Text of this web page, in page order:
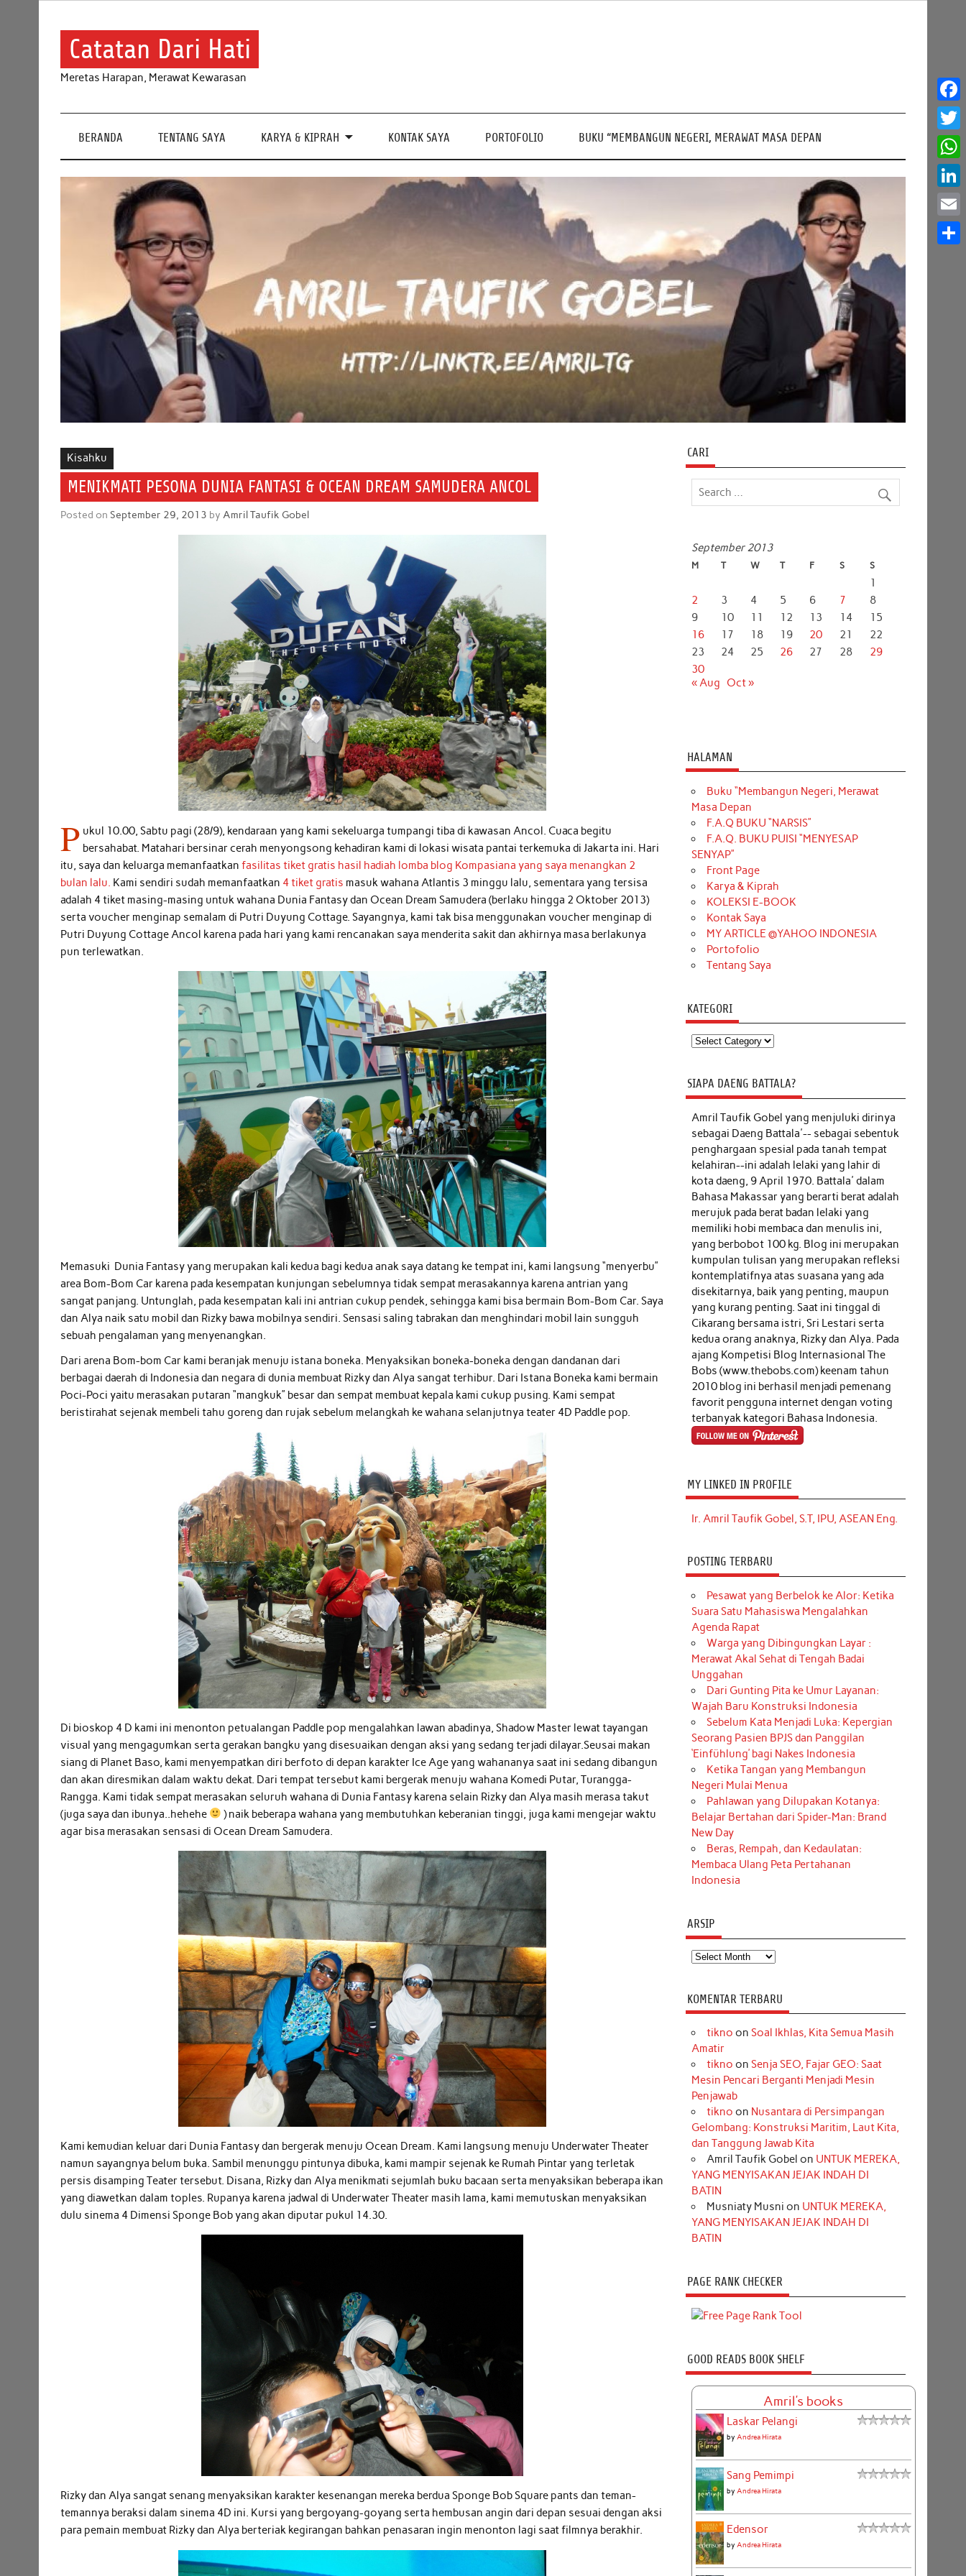
Catatan Dari Hati
Meretas Harapan, Merawat Kewarasan
BERANDA TENTANG SAYA KARYA & KIPRAH KONTAK SAYA PORTOFOLIO BUKU “MEMBANGUN NEGERI, MERAWAT MASA DEPAN
Kisahku
MENIKMATI PESONA DUNIA FANTASI & OCEAN DREAM SAMUDERA ANCOL
Posted onSeptember 29, 2013 byAmril Taufik Gobel
P ukul 10.00, Sabtu pagi (28/9), kendaraan yang kami sekeluarga tumpangi tiba di kawasan Ancol. Cuaca begitu
bersahabat. Matahari bersinar cerah menyongsong kehadiran kami di lokasi wisata pantai terkemuka di Jakarta ini. Hari
itu, saya dan keluarga memanfaatkanfasilitas tiket gratis hasil hadiah lomba blog Kompasiana yang saya menangkan 2
bulan lalu. Kami sendiri sudah memanfaatkan 4 tiket gratis masuk wahana Atlantis 3 minggu lalu, sementara yang tersisa
adalah 4 tiket masing-masing untuk wahana Dunia Fantasy dan Ocean Dream Samudera (berlaku hingga 2 Oktober 2013)
serta voucher menginap semalam di Putri Duyung Cottage. Sayangnya, kami tak bisa menggunakan voucher menginap di
Putri Duyung Cottage Ancol karena pada hari yang kami rencanakan saya menderita sakit dan akhirnya masa berlakunya
pun terlewatkan.
Memasuki Dunia Fantasy yang merupakan kali kedua bagi kedua anak saya datang ke tempat ini, kami langsung “menyerbu”
area Bom-Bom Car karena pada kesempatan kunjungan sebelumnya tidak sempat merasakannya karena antrian yang
sangat panjang. Untunglah, pada kesempatan kali ini antrian cukup pendek, sehingga kami bisa bermain Bom-Bom Car. Saya
dan Alya naik satu mobil dan Rizky bawa mobilnya sendiri. Sensasi saling tabrakan dan menghindari mobil lain sungguh
sebuah pengalaman yang menyenangkan.
Dari arena Bom-bom Car kami beranjak menuju istana boneka. Menyaksikan boneka-boneka dengan dandanan dari
berbagai daerah di Indonesia dan negara di dunia membuat Rizky dan Alya sangat terhibur. Dari Istana Boneka kami bermain
Poci-Poci yaitu merasakan putaran “mangkuk” besar dan sempat membuat kepala kami cukup pusing. Kami sempat
beristirahat sejenak membeli tahu goreng dan rujak sebelum melangkah ke wahana selanjutnya teater 4D Paddle pop.
Di bioskop 4 D kami ini menonton petualangan Paddle pop mengalahkan lawan abadinya, Shadow Master lewat tayangan
visual yang mengagumkan serta gerakan bangku yang disesuaikan dengan aksi yang sedang terjadi dilayar.Seusai makan
siang di Planet Baso, kami menyempatkan diri berfoto di depan karakter Ice Age yang wahananya saat ini sedang dibangun
dan akan diresmikan dalam waktu dekat. Dari tempat tersebut kami bergerak menuju wahana Komedi Putar, Turangga-
Rangga. Kami tidak sempat merasakan seluruh wahana di Dunia Fantasy karena selain Rizky dan Alya masih merasa takut
(juga saya dan ibunya..hehehe
) naik beberapa wahana yang membutuhkan keberanian tinggi, juga kami mengejar waktu
agar bisa merasakan sensasi di Ocean Dream Samudera.
Kami kemudian keluar dari Dunia Fantasy dan bergerak menuju Ocean Dream. Kami langsung menuju Underwater Theater
namun sayangnya belum buka. Sambil menunggu pintunya dibuka, kami mampir sejenak ke Rumah Pintar yang terletak
persis disamping Teater tersebut. Disana, Rizky dan Alya menikmati sejumlah buku bacaan serta menyaksikan beberapa ikan
yang diawetkan dalam toples. Rupanya karena jadwal di Underwater Theater masih lama, kami memutuskan menyaksikan
dulu sinema 4 Dimensi Sponge Bob yang akan diputar pukul 14.30.
Rizky dan Alya sangat senang menyaksikan karakter kesenangan mereka berdua Sponge Bob Square pants dan teman-
temannya beraksi dalam sinema 4D ini. Kursi yang bergoyang-goyang serta hembusan angin dari depan sesuai dengan aksi
para pemain membuat Rizky dan Alya berteriak kegirangan bahkan penasaran ingin menonton lagi saat filmnya berakhir.
CARI
September 2013
M T W T F S S
1
2
3 4 5 6 7
8
9
10 11 12 13 14
15
16
17 18 19 20 21
22
23
24 25 26 27 28
29
30
« Aug
Oct »
HALAMAN
Buku “Membangun Negeri, Merawat
Masa Depan
F.A.Q BUKU “NARSIS”
F.A.Q. BUKU PUISI “MENYESAP
SENYAP”
Front Page
Karya & Kiprah
KOLEKSI E-BOOK
Kontak Saya
MY ARTICLE @YAHOO INDONESIA
Portofolio
Tentang Saya
KATEGORI
Kategori
SIAPA DAENG BATTALA?
Amril Taufik Gobel yang menjuluki dirinya
sebagai Daeng Battala'-- sebagai sebentuk
penghargaan spesial pada tanah tempat
kelahiran--ini adalah lelaki yang lahir di
kota daeng, 9 April 1970. Battala' dalam
Bahasa Makassar yang berarti berat adalah
merujuk pada berat badan lelaki yang
memiliki hobi membaca dan menulis ini,
yang berbobot 100 kg. Blog ini merupakan
kumpulan tulisan yang merupakan refleksi
kontemplatifnya atas suasana yang ada
disekitarnya, baik yang penting, maupun
yang kurang penting. Saat ini tinggal di
Cikarang bersama istri, Sri Lestari serta
kedua orang anaknya, Rizky dan Alya. Pada
ajang Kompetisi Blog Internasional The
Bobs (www.thebobs.com) keenam tahun
2010 blog ini berhasil menjadi pemenang
favorit pengguna internet dengan voting
terbanyak kategori Bahasa Indonesia.
MY LINKED IN PROFILE
Ir. Amril Taufik Gobel, S.T, IPU, ASEAN Eng.
POSTING TERBARU
Pesawat yang Berbelok ke Alor: Ketika
Suara Satu Mahasiswa Mengalahkan
Agenda Rapat
Warga yang Dibingungkan Layar :
Merawat Akal Sehat di Tengah Badai
Unggahan
Dari Gunting Pita ke Umur Layanan:
Wajah Baru Konstruksi Indonesia
Sebelum Kata Menjadi Luka: Kepergian
Seorang Pasien BPJS dan Panggilan
‘Einfühlung’ bagi Nakes Indonesia
Ketika Tangan yang Membangun
Negeri Mulai Menua
Pahlawan yang Dilupakan Kotanya:
Belajar Bertahan dari Spider-Man: Brand
New Day
Beras, Rempah, dan Kedaulatan:
Membaca Ulang Peta Pertahanan
Indonesia
ARSIP
Arsip
KOMENTAR TERBARU
tikno on Soal Ikhlas, Kita Semua Masih
Amatir
tikno on Senja SEO, Fajar GEO: Saat
Mesin Pencari Berganti Menjadi Mesin
Penjawab
tikno on Nusantara di Persimpangan
Gelombang: Konstruksi Maritim, Laut Kita,
dan Tanggung Jawab Kita
Amril Taufik Gobel on UNTUK MEREKA,
YANG MENYISAKAN JEJAK INDAH DI
BATIN
Musniaty Musni on UNTUK MEREKA,
YANG MENYISAKAN JEJAK INDAH DI
BATIN
PAGE RANK CHECKER
GOOD READS BOOK SHELF
Amril's books
Laskar Pelangi
by Andrea Hirata
Sang Pemimpi
by Andrea Hirata
Edensor
by Andrea Hirata
Email